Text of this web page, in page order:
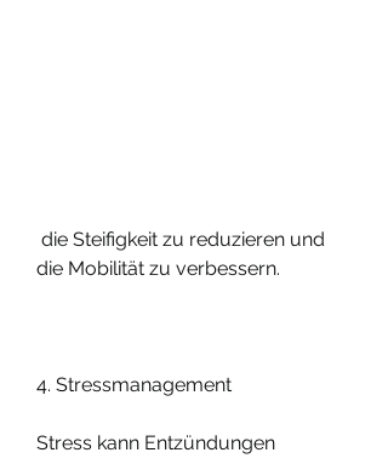
die Mobilität zu verbessern.
4. Stressmanagement
Stress kann Entzündungen